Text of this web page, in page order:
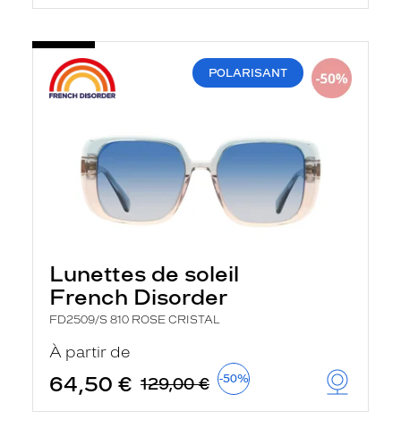
POLARISANT
Lunettes de soleil
French Disorder
FD2509/S 810 ROSE CRISTAL
À partir de
64,50 € 129,00 € -50%